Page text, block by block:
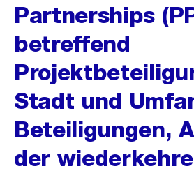
Partnerships
betreffend
Stadt und
Beteiligungen,
der